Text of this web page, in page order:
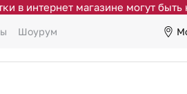
в интернет магазине могут быть
Шоурум